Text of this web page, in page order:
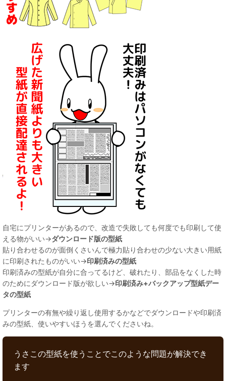
自宅にプリンターがあるので、改造で失敗しても何度でも印刷して使
える物がいい→ダウンロード版の型紙
貼り合わせるのが面倒くさいんで極力貼り合わせの少ない大きい用紙
に印刷されたものがいい→印刷済みの型紙
印刷済みの型紙が自分に合ってるけど、破れたり、部品をなくした時
のためにダウンロード版が欲しい→印刷済み+バックアップ型紙デー
タの型紙
プリンターの有無や繰り返し使用するかなどでダウンロードや印刷済
みの型紙、使いやすいほうを選んでくださいね。
うさこの型紙を使うことでこのような問題が解決でき
ます